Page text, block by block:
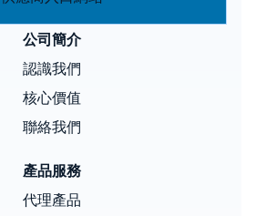
公司簡介
認識我們
核心價值
聯絡我們
產品服務
代理產品